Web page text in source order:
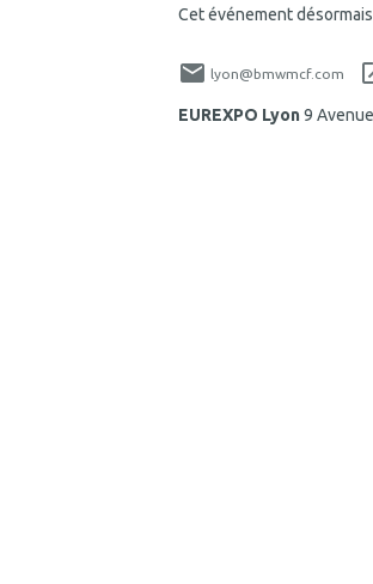
Cet événement
lyon@bmwmcf.com
EUREXPO Lyon9